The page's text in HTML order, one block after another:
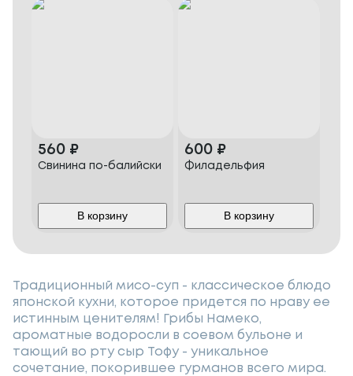
560 ₽
Свинина по-балийски
В корзину
600 ₽
Филадельфия
В корзину
Традиционный мисо-суп - классическое блюдо
японской кухни, которое придется по нраву ее
истинным ценителям! Грибы Намеко,
ароматные водоросли в соевом бульоне и
тающий во рту сыр Тофу - уникальное
сочетание, покорившее гурманов всего мира.